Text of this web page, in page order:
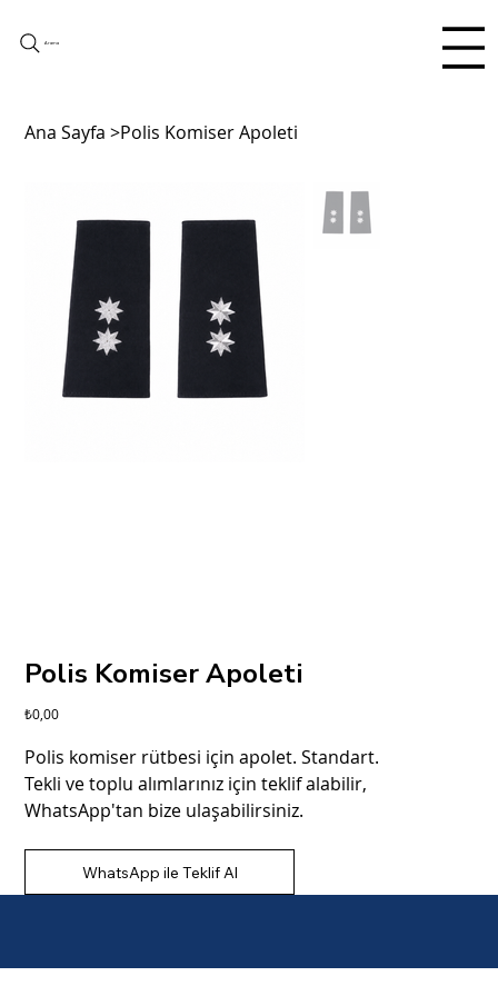
Arama
Ana Sayfa >Polis Komiser Apoleti
Polis Komiser Apoleti
Fiyat
₺0,00
Polis komiser rütbesi için apolet. Standart.
Tekli ve toplu alımlarınız için teklif alabilir,
WhatsApp'tan bize ulaşabilirsiniz.
WhatsApp ile Teklif Al